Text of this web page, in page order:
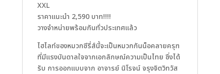
XXL
ราคาแนะนำ 2,590 บาท!!!!
วางจำหน่ายพร้อมกันทั่วประเทศแล้ว
ไฮไลท์ของหมวกซีรี่ส์นี้จะเป็นหมวกกันน็อคลายครุฑ
ที่มีแรงบันดาลใจจากเอกลักษณ์ความเป็นไทย ซึ่งได้
รับ การออกแบบจาก อาจารย์ นิโรจน์ จรุงจิตวิทวัส